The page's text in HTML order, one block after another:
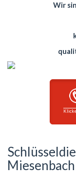
Wir
Miesenbach